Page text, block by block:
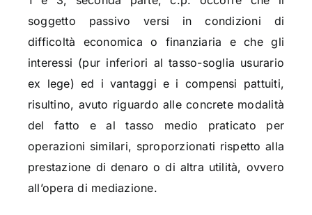
soggetto passivo versi in condizioni di
difficoltà economica o finanziaria e che gli
interessi (pur inferiori al tasso-soglia usurario
ex lege) ed i vantaggi e i compensi pattuiti,
risultino, avuto riguardo alle concrete modalità
del fatto e al tasso medio praticato per
operazioni similari, sproporzionati rispetto alla
prestazione di denaro o di altra utilità, ovvero
all’opera di mediazione.